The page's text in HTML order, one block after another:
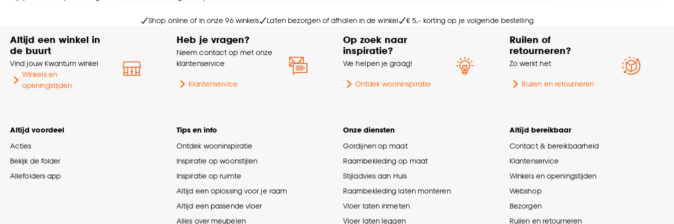
Goed om te weten is dat je deze keuze altijd nog kan aanpassen, bekijk hiervoor onze
Gewicht 0.18 Kg
24 maanden
0-9cm
Lengte
0-19cm
Shop online of in onze 96 winkels Laten bezorgen of afhalen in de winkel € 5,- korting op je volgende bestelling
Altijd een winkel in
de buurt
Vind jouw Kwantum winkel
Winkels en
openingstijden
Heb je vragen?
Neem contact op met onze
klantenservice
Klantenservice
Op zoek naar
inspiratie?
We helpen je graag!
Ontdek wooninspiratie
Ruilen of
retourneren?
Zo werkt het
Ruilen en retourneren
Altijd voordeel
Acties
Bekijk de folder
Allefolders app
Tips en info
Ontdek wooninspiratie
Inspiratie op woonstijlen
Inspiratie op ruimte
Altijd een oplossing voor je raam
Altijd een passende vloer
Alles over meubelen
Onze diensten
Gordijnen op maat
Raambekleding op maat
Stijladvies aan Huis
Raambekleding laten monteren
Vloer laten inmeten
Vloer laten leggen
Altijd bereikbaar
Contact & bereikbaarheid
Klantenservice
Winkels en openingstijden
Webshop
Bezorgen
Ruilen en retourneren